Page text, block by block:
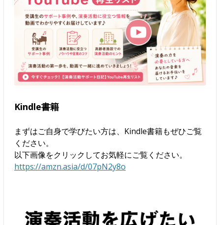
Kindle書籍
まずはご自身で学びたい方は、Kindle書籍もぜひご覧
ください。
以下画像をクリックしてお気軽にご覧ください。
https://amzn.asia/d/07pN2y8o